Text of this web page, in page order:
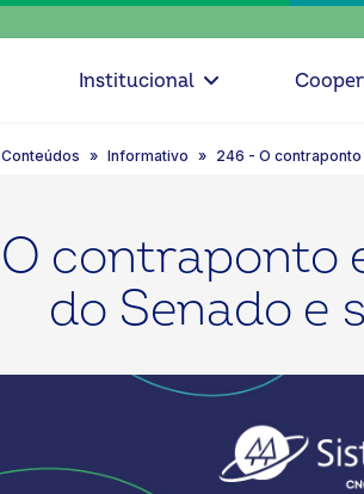
Institucional
Conteúdos Informativo 246 - O
O contraponto
do Senado e